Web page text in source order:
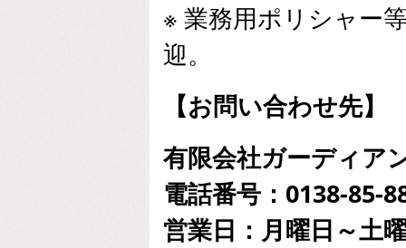
※ 業務用ポリシャー
迎。
【お問い合わせ先】
有限会社ガーディア
電話番号：0138-85-
営業日：月曜日～土